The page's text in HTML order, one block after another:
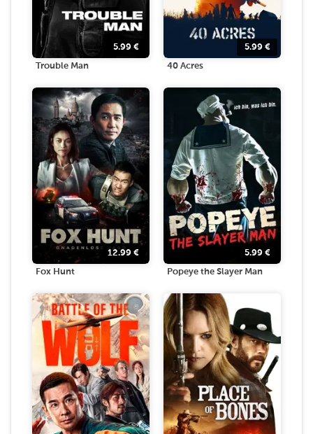
5.99 €
Trouble Man
5.99 €
40 Acres
12.99 €
Fox Hunt
5.99 €
Popeye the Slayer Man